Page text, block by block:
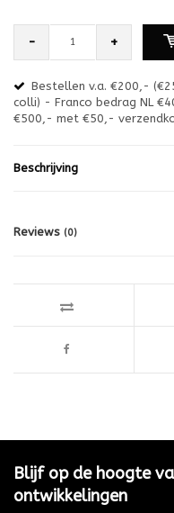
- +
Bestellen v.a. €200,-
colli) - Franco bedrag NL
€500,- met €50,-
Beschrijving
Reviews (0)
Blijf op de hoogte
ontwikkelingen